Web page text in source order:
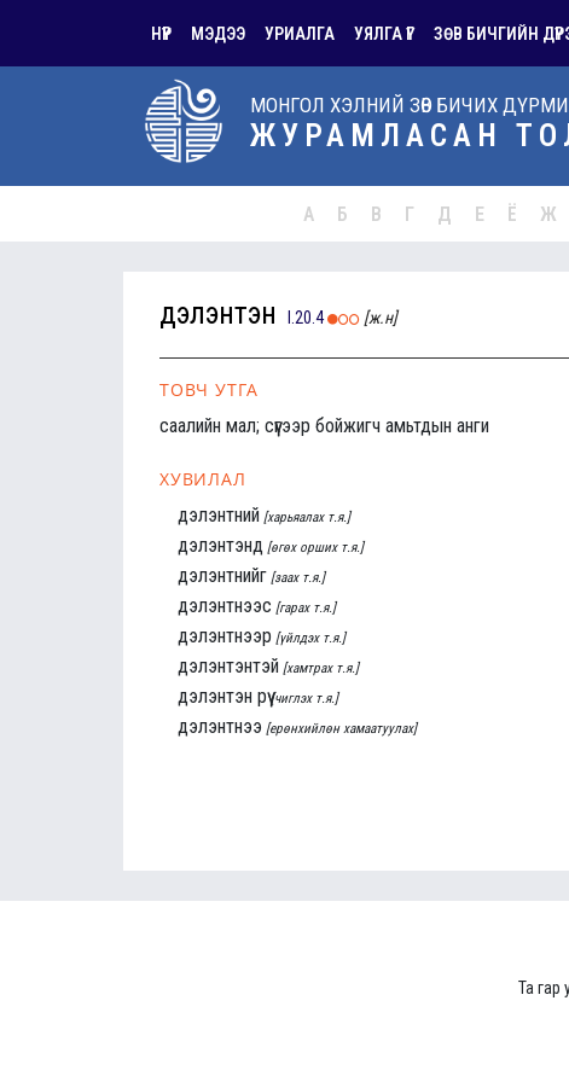
НҮҮР МЭДЭЭ УРИАЛГА УЯЛГА ҮГ ЗӨВ БИЧГИЙН
МОНГОЛ ХЭЛНИЙ ЗӨВ БИЧИХ
ЖУРАМЛАСАН
А Б В Г Д Е Ё Ж
дэлэнтэн I.20.4 [ж.н]
ТОВЧ УТГА
саалийн мал; сүүгээр бойжигч амьтдын анги
ХУВИЛАЛ
дэлэнтний [харьяалах т.я.]
дэлэнтэнд [өгөх орших т.я.]
дэлэнтнийг [заах т.я.]
дэлэнтнээс [гарах т.я.]
дэлэнтнээр [үйлдэх т.я.]
дэлэнтэнтэй [хамтрах т.я.]
дэлэнтэн рүү [чиглэх т.я.]
дэлэнтнээ [ерөнхийлөн хамаатуулах]
Та гар